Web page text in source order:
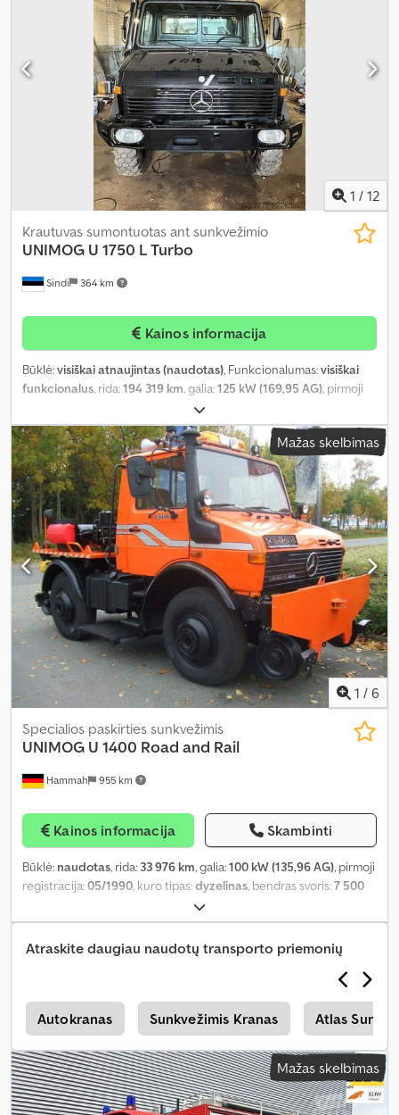
1 / 12
Sindi 364 km
Krautuvas sumontuotas ant sunkvežimio
UNIMOG U 1750 L Turbo
Kainos informacija
Būklė:visiškai atnaujintas (naudotas), Funkcionalumas:visiškai
funkcionalus , rida:194 319 km , galia:125 kW (169,95 AG) , pirmoji
dyzelinas
padangos dydis:20, padang padangų:60 procentas, kuras:
dyzelinas, spalva:juodas, pavarų skaičius:8, sėdimų vietų skaičius:
3, Gamybos metai:1989, veikimo valandos:31 133 h, Įranga:
automobilio registracija, kompresorius, kranas, priekabos
jungtis, sunkvežimio registracija,
Mažas skelbimas
1 / 6
Hammah 955 km
Specialios paskirties sunkvežimis
UNIMOG U 1400 Road and Rail
Kainos informacija Skambinti
Būklė: naudotas, rida: 33 976 km, galia:100 kW (135,96 AG), pirmoji
registracija:05/1990, kuro tipas:dyzelinas, bendras svoris:7 500
, kita apžiūra (TÜV):
raudona, pavaros tipas:mechaninis, Gamybos metai:1990, Įranga:
kompresorius, oro kondicionavimas, visų varančiųjų ratų
Atraskite daugiau naudotų transporto priemonių
Autokranas Sunkvežimis Kranas Atlas
Mažas skelbimas